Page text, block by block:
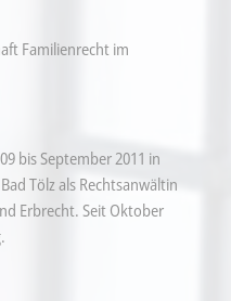
Familienrecht im
bis September 2011 in
Tölz als Rechtsanwältin
Erbrecht. Seit Oktober